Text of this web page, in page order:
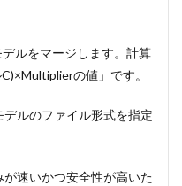
ルをマージします。計算
の値」です。
ルのファイル形式を指定
速いかつ安全性が高いた